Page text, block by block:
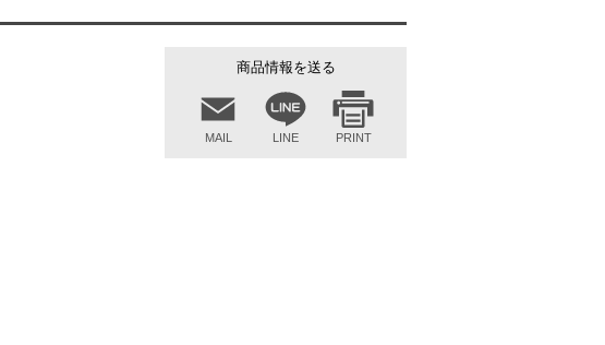
商品情報を送る
MAIL LINE PRINT